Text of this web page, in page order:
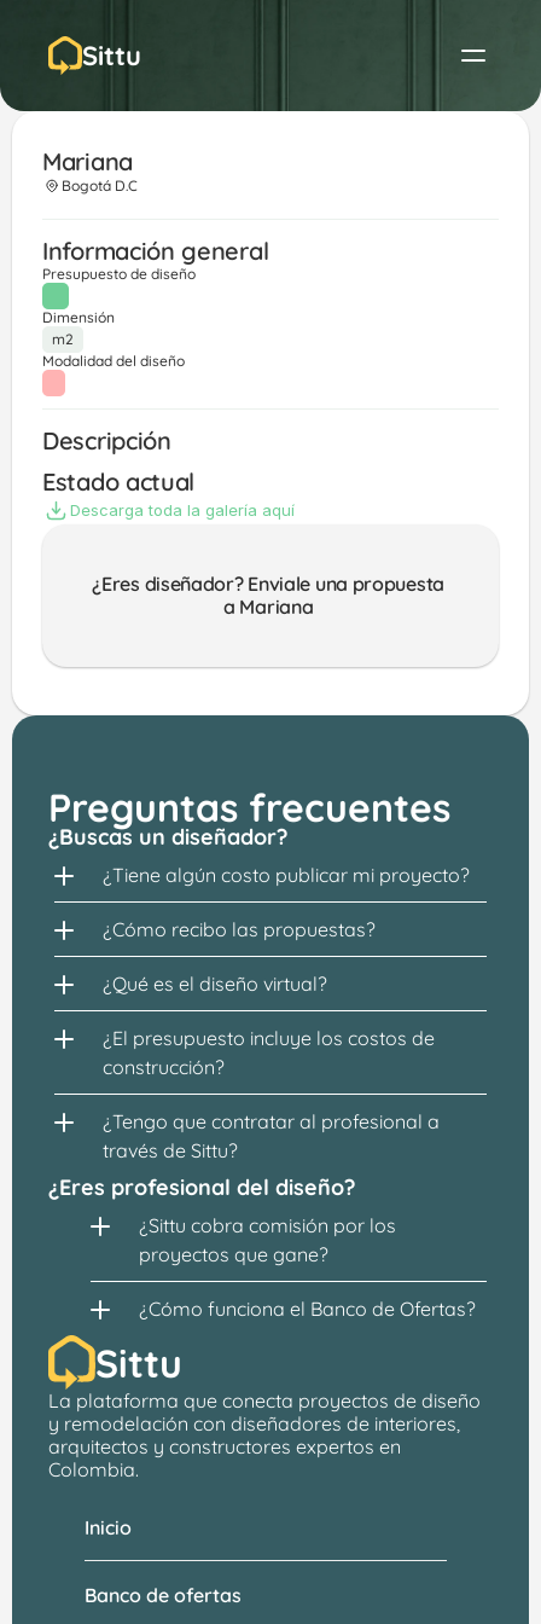
Sittu
Mariana
Bogotá D.C
Información general
Presupuesto de diseño
Dimensión
m2
Modalidad del diseño
Descripción
Estado actual
Descarga toda la galería aquí
¿Eres diseñador? Enviale una propuesta
a Mariana
Preguntas frecuentes
¿Buscas un diseñador?
¿Tiene algún costo publicar mi proyecto?
¿Cómo recibo las propuestas?
¿Qué es el diseño virtual?
¿El presupuesto incluye los costos de
construcción?
¿Tengo que contratar al profesional a
través de Sittu?
¿Eres profesional del diseño?
¿Sittu cobra comisión por los
proyectos que gane?
¿Cómo funciona el Banco de Ofertas?
Sittu
La plataforma que conecta proyectos de diseño
y remodelación con diseñadores de interiores,
arquitectos y constructores expertos en
Colombia.
Banco de ofertas
Inicio